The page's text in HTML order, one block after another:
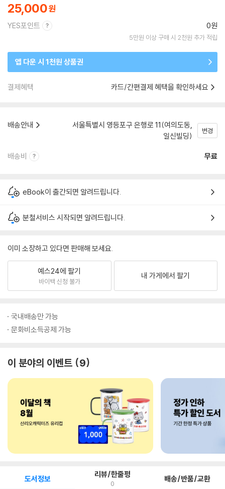
25,000
YES포인트 0원
5만원 이상 구매 시 2천원 추가 적립
앱 다운 시 1천원 상품권
결제혜택 카드/간편결제 혜택을 확인하세요
배송안내
서울특별시 영등포구 은행로 11(여의도동,
일신빌딩)
변경
배송비 무료
eBook이 출간되면 알려드립니다.
분철서비스 시작되면 알려드립니다.
이미 소장하고 있다면 판매해 보세요.
예스24에 팔기
바이백 신청 불가
내 가게에서 팔기
국내배송만 가능
문화비소득공제 가능
이 분야의 이벤트 9
도서정보 리뷰/한줄평
0 배송/반품/교환